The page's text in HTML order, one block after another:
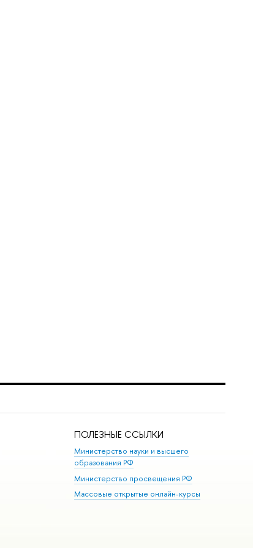
ПОЛЕЗНЫЕ ССЫЛКИ
Министерство науки и высшего
образования РФ
Министерство просвещения РФ
Массовые открытые онлайн-курсы